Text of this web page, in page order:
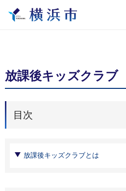
放課後キッズクラブ
目次
放課後キッズクラブとは